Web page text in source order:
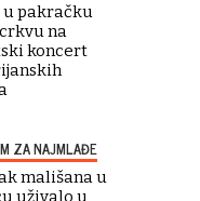
pakračku
na
koncert
ZA NAJMLAĐE
mališana u
uživalo u